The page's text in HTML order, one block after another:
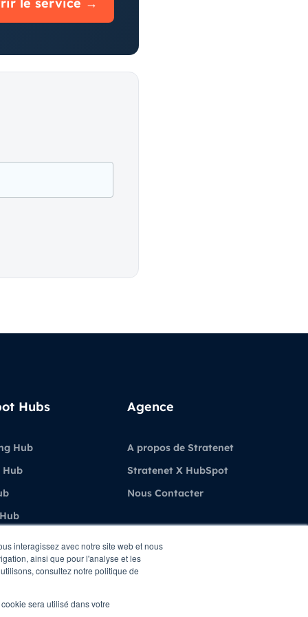
interagissez avec notre site web et nous
ainsi que pour l'analyse et les
consultez notre politique de
sera utilisé dans votre
Hubs
Hub
Agence
A propos de Stratenet
Stratenet X HubSpot
Nous Contacter